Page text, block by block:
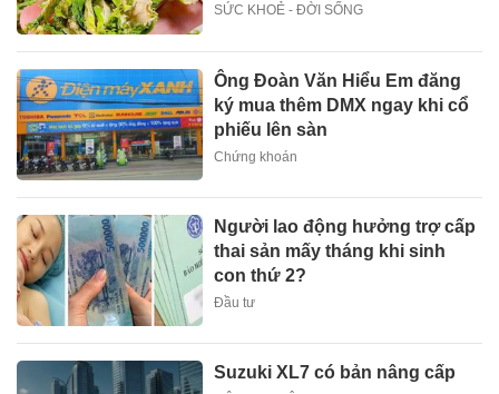
SỨC KHOẺ - ĐỜI SỐNG
Ông Đoàn Văn Hiểu Em đăng
ký mua thêm DMX ngay khi cổ
phiếu lên sàn
Chứng khoán
Người lao động hưởng trợ cấp
thai sản mấy tháng khi sinh
con thứ 2?
Đầu tư
Suzuki XL7 có bản nâng cấp